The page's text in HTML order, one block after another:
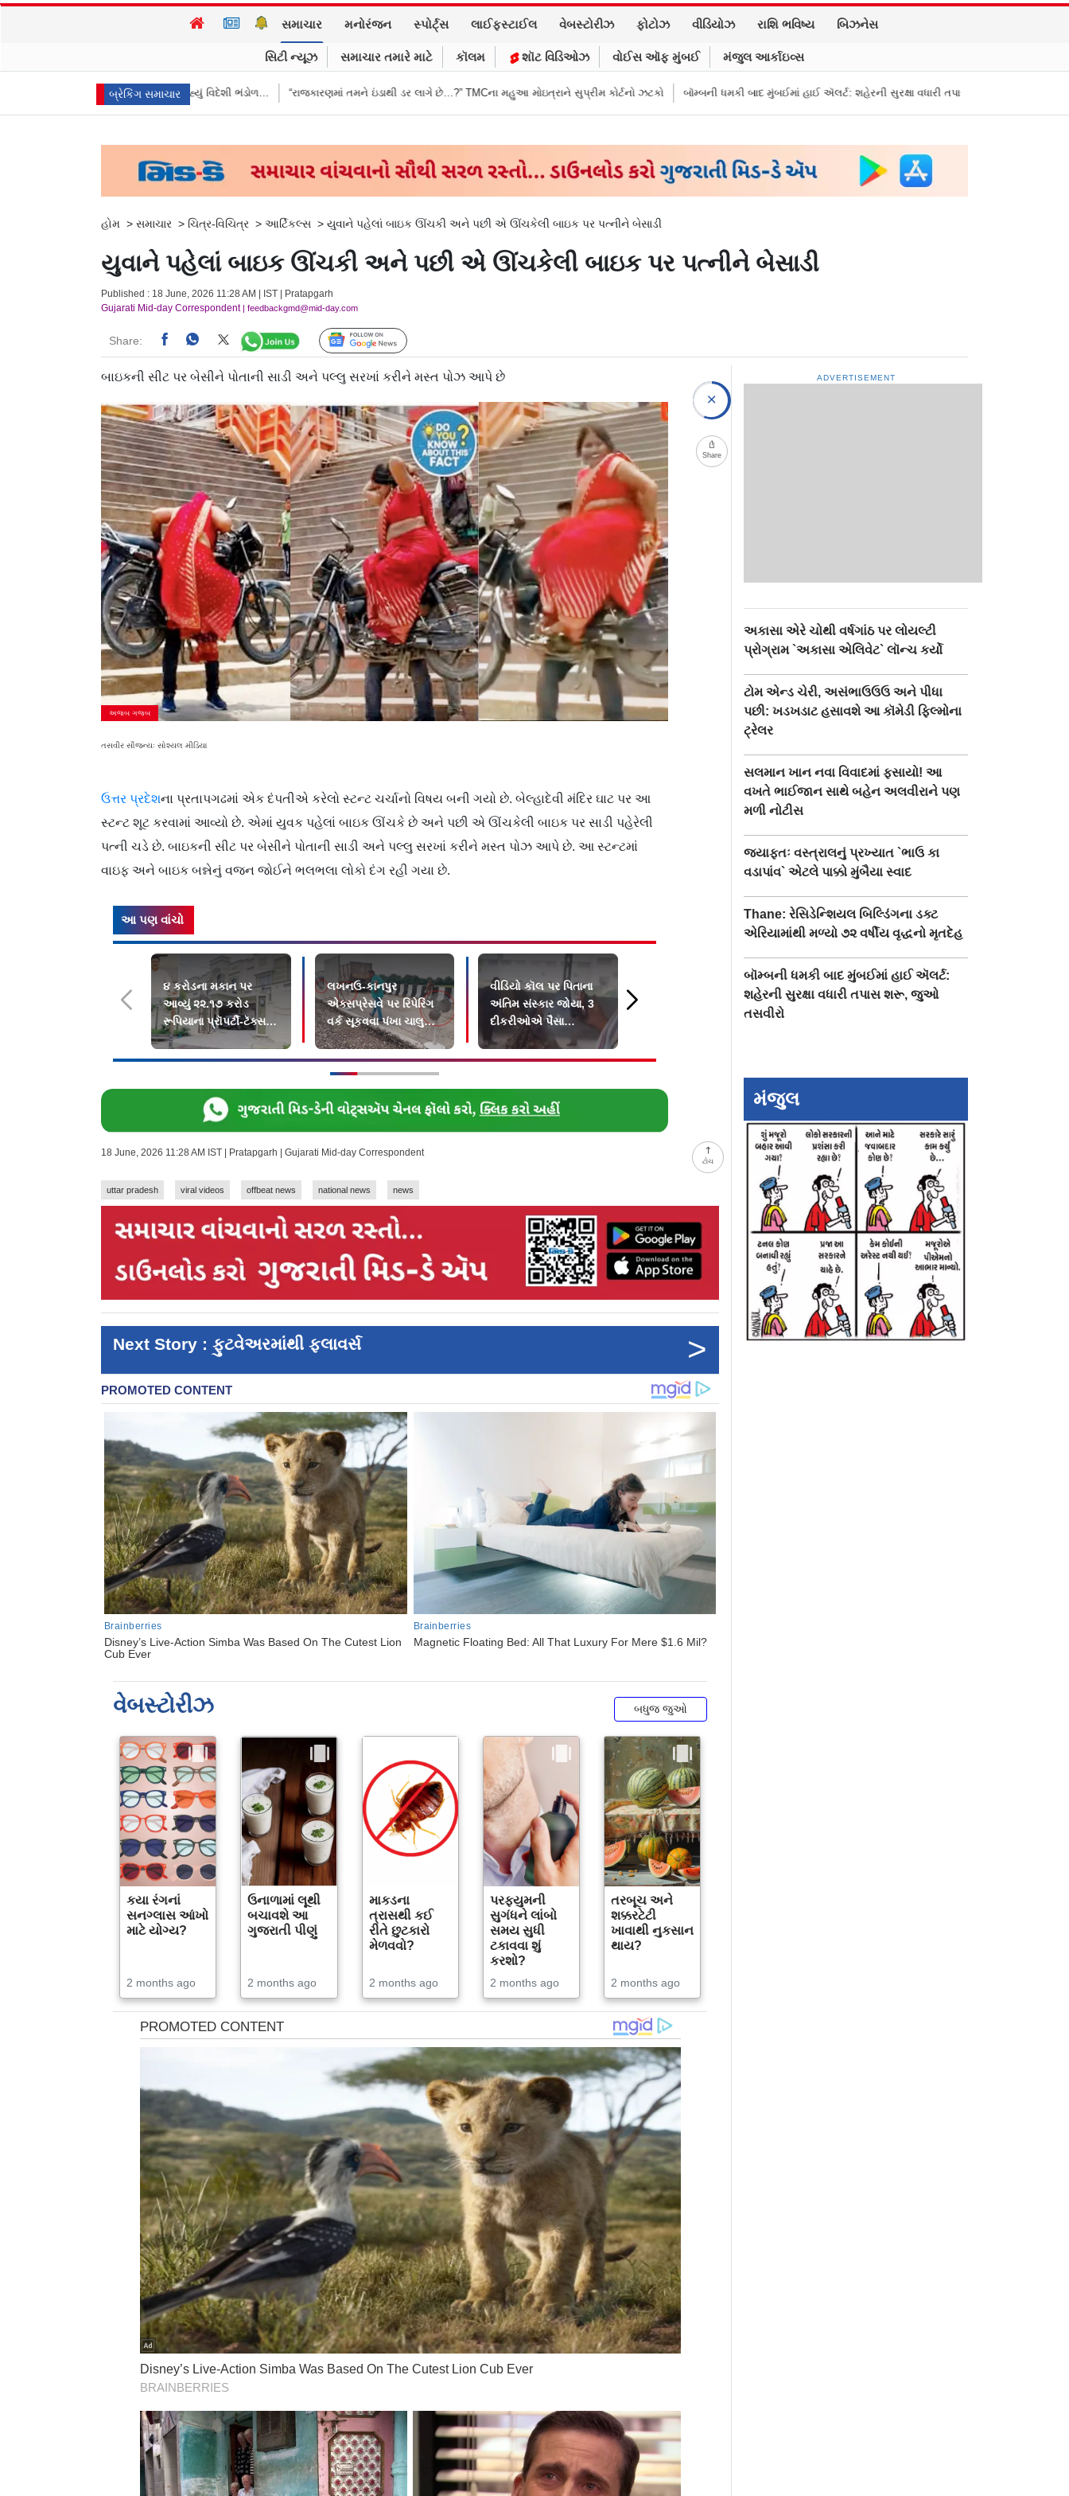
સમાચાર મનોરંજન સ્પોર્ટ્સ લાઈફસ્ટાઈલ વેબસ્ટોરીઝ ફોટોઝ વીડિયોઝ રાશિ ભવિષ્ય બિઝનેસ
સિટી ન્યૂઝ સમાચાર તમારે માટે કૉલમ શૉટ વિડિઓઝ વોઈસ ઑફ મુંબઈ મંજુલ આર્કાઇવ્સ
બ્રેકિંગ સમાચાર
ભારતે આપ્યો જવાબ, કહ્યું વિદેશી ભંડોળ… “રાજકારણમાં તમને ઇંડાથી ડર લાગે છે…?” TMCના મહુઆ મોઇત્રાને સુપ્રીમ કોર્ટનો ઝટકો બૉમ્બની ધમકી બાદ મુંબઈમાં હાઈ ઍલર્ટ: શહેરની સુરક્ષા વધારી તપાસ શરૂ, જુઓ તસવીરો
હોમ > સમાચાર > ચિત્ર-વિચિત્ર > આર્ટિકલ્સ > યુવાને પહેલાં બાઇક ઊંચકી અને પછી એ ઊંચકેલી બાઇક પર પત્નીને બેસાડી
યુવાને પહેલાં બાઇક ઊંચકી અને પછી એ ઊંચકેલી બાઇક પર પત્નીને બેસાડી
Published : 18 June, 2026 11:28 AM | IST | Pratapgarh
Gujarati Mid-day Correspondent| feedbackgmd@mid-day.com
Share: Follow Us
ટોચ
બાઇકની સીટ પર બેસીને પોતાની સાડી અને પલ્લુ સરખાં કરીને મસ્ત પોઝ આપે છે
અજબ ગજબ
તસવીર સૌજન્યઃ સોશ્યલ મીડિયા
ઉત્તર પ્રદેશના પ્રતાપગઢમાં એક દંપતીએ કરેલો સ્ટન્ટ ચર્ચાનો વિષય બની ગયો છે. બેલ્હાદેવી મંદિર ઘાટ પર આ
સ્ટન્ટ શૂટ કરવામાં આવ્યો છે. એમાં યુવક પહેલાં બાઇક ઊંચકે છે અને પછી એ ઊંચકેલી બાઇક પર સાડી પહેરેલી
પત્ની ચડે છે. બાઇકની સીટ પર બેસીને પોતાની સાડી અને પલ્લુ સરખાં કરીને મસ્ત પોઝ આપે છે. આ સ્ટન્ટમાં
વાઇફ અને બાઇક બન્નેનું વજન જોઈને ભલભલા લોકો દંગ રહી ગયા છે.
આ પણ વાંચો
૪ કરોડના મકાન પર
આવ્યું ૨૨.૧૭ કરોડ
રૂપિયાના પ્રૉપર્ટી-ટૅક્સનું
બિલ
લખનઉ-કાનપુર
એક્સપ્રેસવે પર રિપેરિંગ
વર્ક સૂકવવા પંખા ચાલુ
કરાયા
વીડિયો કૉલ પર પિતાના
અંતિમ સંસ્કાર જોયા, 3
દીકરીઓએ પૈસા
મોકલાવ્યા પણ હાજરી ન
આપી
૨૦ લાખનાં ઘરેણાં પહેરીને
ગોલ્ડન શિવજીની પ્રતિમા
ફેંકી દીધેલી લૉટરી ટિકિટ
પર ૧૧ કરોડનો જેકપૉટ, ૬
Share
18 June, 2026 11:28 AM IST | Pratapgarh | Gujarati Mid-day Correspondent
uttar pradesh viral videos offbeat news national news news
Next Story : ફુટવેઅરમાંથી ફ્લાવર્સ >
વેબસ્ટોરીઝ બધુજ જુઓ
કયા રંગનાં
સનગ્લાસ આંખો
માટે યોગ્ય?
2 months ago
ઉનાળામાં લૂથી
બચાવશે આ
ગુજરાતી પીણું
2 months ago
માકડના
ત્રાસથી કઈ
રીતે છુટકારો
મેળવવો?
2 months ago
પરફ્યુમની
સુગંધને લાંબો
સમય સુધી
ટકાવવા શું
કરશો?
2 months ago
તરબૂચ અને
શક્કરટેટી
ખાવાથી નુકસાન
થાય?
2 months ago
ADVERTISEMENT
અકાસા એરે ચોથી વર્ષગાંઠ પર લોયલ્ટી
પ્રોગ્રામ `અકાસા એલિવેટ` લૉન્ચ કર્યો
ટોમ એન્ડ ચેરી, અસંભાઉઉઉ અને પીધા
પછી: ખડખડાટ હસાવશે આ કૉમેડી ફિલ્મોના
ટ્રેલર
સલમાન ખાન નવા વિવાદમાં ફસાયો! આ
વખતે ભાઈજાન સાથે બહેન અલવીરાને પણ
મળી નોટીસ
જ્યાફતઃ વસ્ત્રાલનું પ્રખ્યાત `ભાઉ કા
વડાપાંવ` એટલે પાક્કો મુંબૈયા સ્વાદ
Thane: રેસિડેન્શિયલ બિલ્ડિંગના ડક્ટ
એરિયામાંથી મળ્યો ૭૨ વર્ષીય વૃદ્ધનો મૃતદેહ
બૉમ્બની ધમકી બાદ મુંબઈમાં હાઈ ઍલર્ટ:
શહેરની સુરક્ષા વધારી તપાસ શરૂ, જુઓ
તસવીરો
મંજુલ